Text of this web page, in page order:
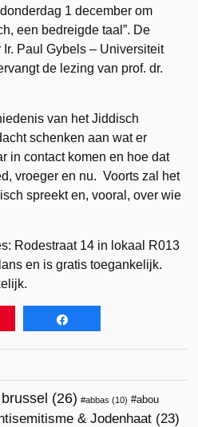
1 december om
een bedreigde taal”. De
Paul Gybels – Universiteit
de lezing van prof. dr.
van het Jiddisch
schenken aan wat er
in contact komen en hoe dat
vroeger en nu. Voorts zal het
spreekt en, vooral, over wie
Rodestraat 14 in lokaal R013
en is gratis toegankelijk.
(26) abbas (10)
abou
& Jodenhaat (23)